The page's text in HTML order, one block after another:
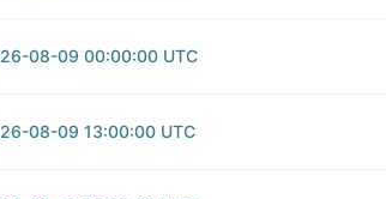
08-09 00:00:00 UTC
08-09 13:00:00 UTC